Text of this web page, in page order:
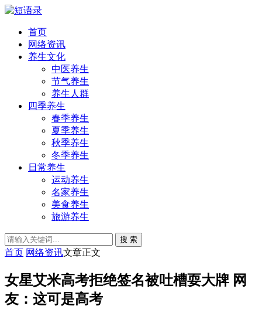
首页
网络资讯
养生文化
中医养生
节气养生
养生人群
四季养生
春季养生
夏季养生
秋季养生
冬季养生
日常养生
运动养生
名家养生
美食养生
旅游养生
搜 索
首页 网络资讯文章正文
女星艾米高考拒绝签名被吐槽耍大牌 网
友：这可是高考